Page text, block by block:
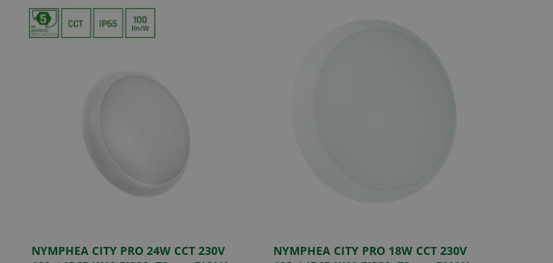
NYMPHEA CITY PRO 24W CCT 230V
NYMPHEA CITY PRO 18W CCT 230V